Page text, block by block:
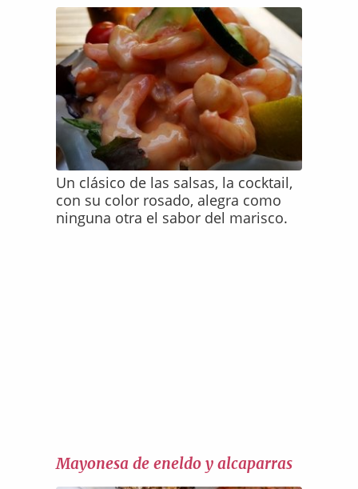
Un clásico de las salsas, la cocktail,
con su color rosado, alegra como
ninguna otra el sabor del marisco.
Mayonesa de eneldo y alcaparras